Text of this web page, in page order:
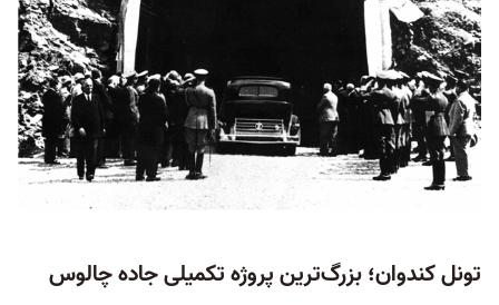
تونل کندوان؛ بزرگ‌ترین پروژه تکمیلی جاده چالوس